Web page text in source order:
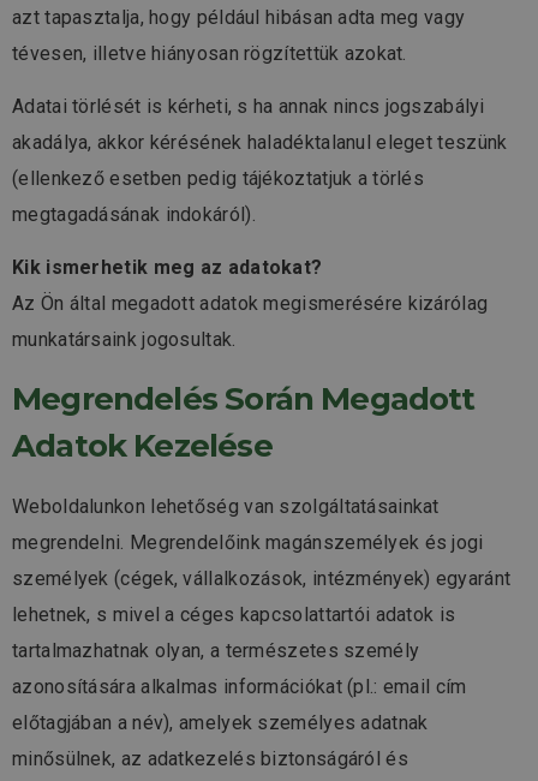
azt tapasztalja, hogy például hibásan adta meg vagy
tévesen, illetve hiányosan rögzítettük azokat.
Adatai törlését is kérheti, s ha annak nincs jogszabályi
akadálya, akkor kérésének haladéktalanul eleget teszünk
(ellenkező esetben pedig tájékoztatjuk a törlés
megtagadásának indokáról).
Kik ismerhetik meg az adatokat?
Az Ön által megadott adatok megismerésére kizárólag
munkatársaink jogosultak.
Megrendelés Során Megadott
Adatok Kezelése
Weboldalunkon lehetőség van szolgáltatásainkat
megrendelni. Megrendelőink magánszemélyek és jogi
személyek (cégek, vállalkozások, intézmények) egyaránt
lehetnek, s mivel a céges kapcsolattartói adatok is
tartalmazhatnak olyan, a természetes személy
azonosítására alkalmas információkat (pl.: email cím
előtagjában a név), amelyek személyes adatnak
minősülnek, az adatkezelés biztonságáról és